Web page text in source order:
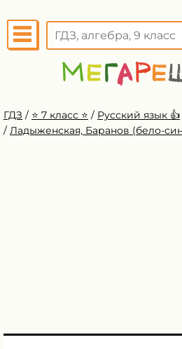
ГДЗ / ⭐️ 7 класс ⭐️ / Русский язык 👍
/ Ладыженская, Баранов (бело-